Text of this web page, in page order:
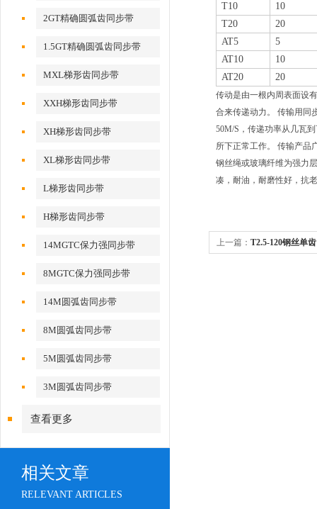
2GT精确圆弧齿同步带
1.5GT精确圆弧齿同步带
MXL梯形齿同步带
XXH梯形齿同步带
XH梯形齿同步带
XL梯形齿同步带
L梯形齿同步带
H梯形齿同步带
14MGTC保力强同步带
8MGTC保力强同步带
14M圆弧齿同步带
8M圆弧齿同步带
5M圆弧齿同步带
3M圆弧齿同步带
查看更多
相关文章
RELEVANT ARTICLES
T10
10
T20
20
AT5
5
AT10
10
AT20
20
传动是由一根内周表面设
合来传递动力。 传输用同
50M/S，传递功率从几瓦
所下正常工作。 传输产品
钢丝绳或玻璃纤维为强力
凑，耐油，耐磨性好，抗
上一篇： T2.5-120钢丝单